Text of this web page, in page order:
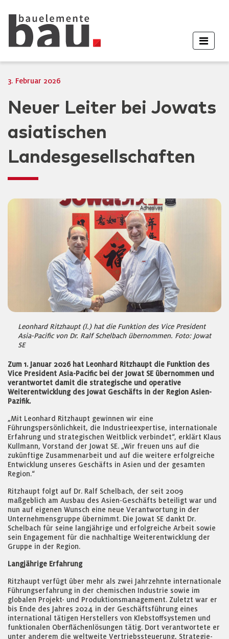
3. Februar 2026
Neuer Leiter bei Jowats
asiatischen
Landesgesellschaften
Leonhard Ritzhaupt (l.) hat die Funktion des Vice President
Asia-Pacific von Dr. Ralf Schelbach übernommen. Foto: Jowat
SE
Zum 1. Januar 2026 hat Leonhard Ritzhaupt die Funktion des
Vice President Asia-Pacific bei der Jowat SE übernommen und
verantwortet damit die strategische und operative
Weiterentwicklung des Jowat Geschäfts in der Region Asien-
Pazifik.
„Mit Leonhard Ritzhaupt gewinnen wir eine
Führungspersönlichkeit, die Industrieexpertise, internationale
Erfahrung und strategischen Weitblick verbindet“, erklärt Klaus
Kullmann, Vorstand der Jowat SE. „Wir freuen uns auf die
zukünftige Zusammenarbeit und auf die weitere erfolgreiche
Entwicklung unseres Geschäfts in Asien und der gesamten
Region.“
Ritzhaupt folgt auf Dr. Ralf Schelbach, der seit 2009
maßgeblich am Ausbau des Asien-Geschäfts beteiligt war und
nun auf eigenen Wunsch eine neue Verantwortung in der
Unternehmensgruppe übernimmt. Die Jowat SE dankt Dr.
Schelbach für seine langjährige und erfolgreiche Arbeit sowie
sein Engagement für die nachhaltige Weiterentwicklung der
Gruppe in der Region.
Langjährige Erfahrung
Ritzhaupt verfügt über mehr als zwei Jahrzehnte internationale
Führungserfahrung in der chemischen Industrie sowie im
globalen Projekt- und Produktionsmanagement. Zuletzt war er
bis Ende des Jahres 2024 in der Geschäftsführung eines
international tätigen Herstellers von Klebstoffsystemen und
funktionalen Oberflächenlösungen tätig. Dort verantwortete er
unter anderem die weltweite Vertriebssteuerung, Strategie-